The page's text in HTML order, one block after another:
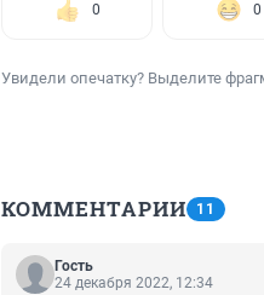
0 0
Увидели опечатку? Выделите
КОММЕНТАРИИ 11
Гость
24 декабря 2022, 12:34